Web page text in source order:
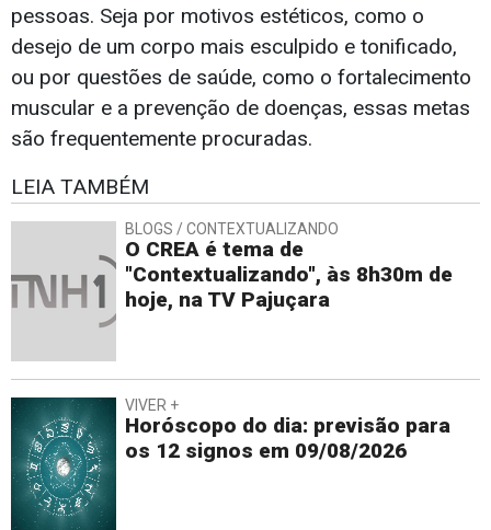
pessoas. Seja por motivos estéticos, como o
desejo de um corpo mais esculpido e tonificado,
ou por questões de saúde, como o fortalecimento
muscular e a prevenção de doenças, essas metas
são frequentemente procuradas.
LEIA TAMBÉM
BLOGS / CONTEXTUALIZANDO
O CREA é tema de
"Contextualizando", às 8h30m de
hoje, na TV Pajuçara
VIVER +
Horóscopo do dia: previsão para
os 12 signos em 09/08/2026